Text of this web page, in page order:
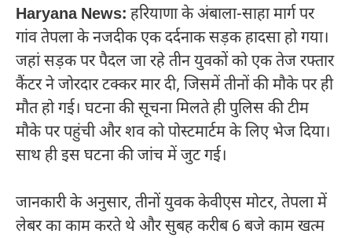
Haryana News: हरियाणा के अंबाला-साहा मार्ग पर
गांव तेपला के नजदीक एक दर्दनाक सड़क हादसा हो गया।
जहां सड़क पर पैदल जा रहे तीन युवकों को एक तेज रफ्तार
कैंटर ने जोरदार टक्कर मार दी, जिसमें तीनों की मौके पर ही
मौत हो गई। घटना की सूचना मिलते ही पुलिस की टीम
मौके पर पहुंची और शव को पोस्टमार्टम के लिए भेज दिया।
साथ ही इस घटना की जांच में जुट गई।
जानकारी के अनुसार, तीनों युवक केवीएस मोटर, तेपला में
लेबर का काम करते थे और सुबह करीब 6 बजे काम खत्म